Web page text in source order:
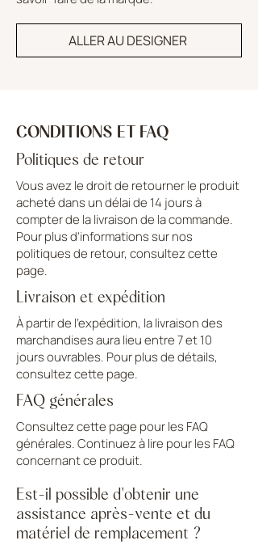
ALLER AU DESIGNER
CONDITIONS ET FAQ
Politiques de retour
Vous avez le droit de retourner le produit
acheté dans un délai de 14 jours à
compter de la livraison de la commande.
Pour plus d'informations sur nos
politiques de retour, consultez cette
page.
Livraison et expédition
À partir de l'expédition, la livraison des
marchandises aura lieu entre 7 et 10
jours ouvrables. Pour plus de détails,
consultez cette page.
FAQ générales
Consultez cette page pour les FAQ
générales. Continuez à lire pour les FAQ
concernant ce produit.
Est-il possible d'obtenir une
assistance après-vente et du
matériel de remplacement ?